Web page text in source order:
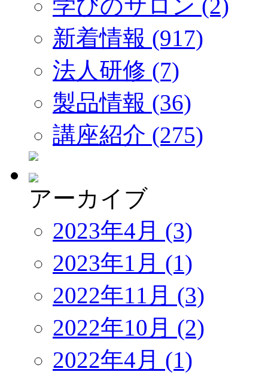
学びのサロン (2)
新着情報 (917)
法人研修 (7)
製品情報 (36)
講座紹介 (275)
アーカイブ
2023年4月 (3)
2023年1月 (1)
2022年11月 (3)
2022年10月 (2)
2022年4月 (1)